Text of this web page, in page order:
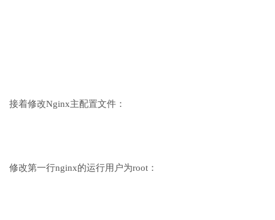
接着修改Nginx主配置文件：
修改第一行nginx的运行用户为root：